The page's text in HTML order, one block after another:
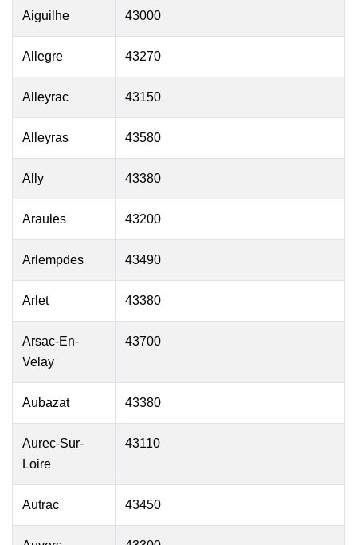
Aiguilhe 43000
Allegre 43270
Alleyrac 43150
Alleyras 43580
Ally 43380
Araules 43200
Arlempdes 43490
Arlet 43380
Arsac-En-
Velay
43700
Aubazat 43380
Aurec-Sur-
Loire
43110
Autrac 43450